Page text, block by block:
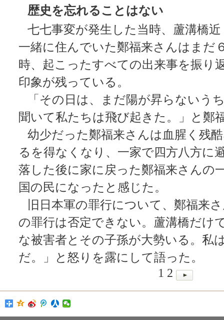
歴史を忘れることはない
七七事変が発生した当時、蘆溝橋
一緒に住んでいた鄭福来さんはまだ
時、起こったすべての出来事を振り
印象が残っている。
「その日は、まだ陽が昇らないう
聞いて私たちは飛び起きた。」と鄭
幼少だった鄭福来さんは血腥く残
るを得なくなり、一家で四方八方に
落した後に家に戻った鄭福来さんの
国の民になったと感じた。
旧日本軍の罪行について、鄭福来
の罪行は否定できない。蘆溝橋だけ
な被害者とその子孫が大勢いる。私
だ。」と怒りを露にして語った。
1 2